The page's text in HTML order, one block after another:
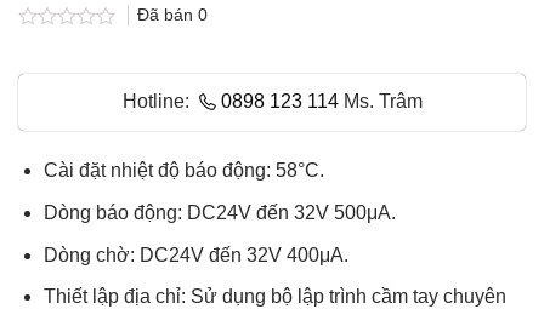
hạng
5
Đã bán 0
Hotline: 0898 123 114Ms. Trâm
Cài đặt nhiệt độ báo động: 58°C.
Dòng báo động: DC24V đến 32V 500μA.
Dòng chờ: DC24V đến 32V 400μA.
Thiết lập địa chỉ: Sử dụng bộ lập trình cầm tay chuyên